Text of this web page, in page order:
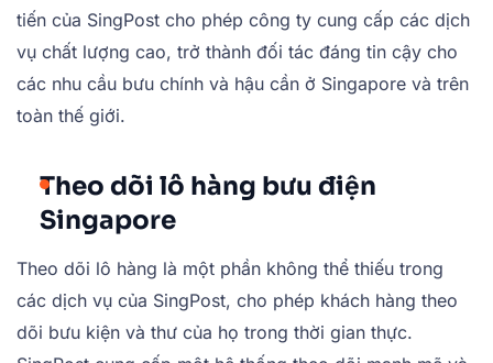
tiến của SingPost cho phép công ty cung cấp các dịch
vụ chất lượng cao, trở thành đối tác đáng tin cậy cho
các nhu cầu bưu chính và hậu cần ở Singapore và trên
toàn thế giới.
Theo dõi lô hàng bưu điện
Singapore
Theo dõi lô hàng là một phần không thể thiếu trong
các dịch vụ của SingPost, cho phép khách hàng theo
dõi bưu kiện và thư của họ trong thời gian thực.